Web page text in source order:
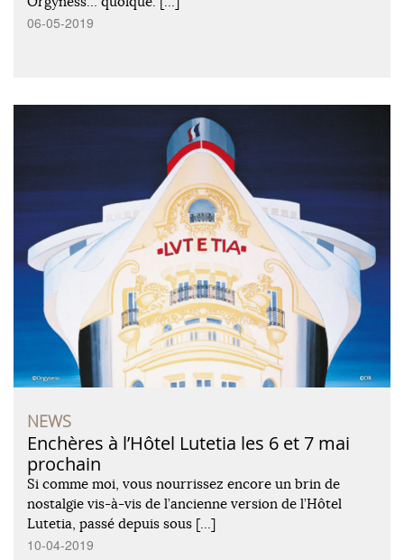
06-05-2019
NEWS
Enchères à l’Hôtel Lutetia les 6 et 7 mai
prochain
Si comme moi, vous nourrissez encore un brin de
nostalgie vis-à-vis de l’ancienne version de l’Hôtel
Lutetia, passé depuis sous […]
10-04-2019